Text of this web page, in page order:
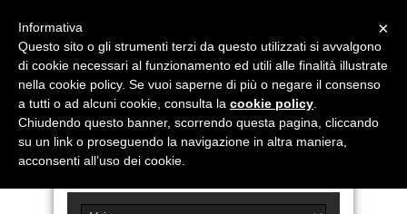
×
Informativa
Questo sito o gli strumenti terzi da questo utilizzati si avvalgono
di cookie necessari al funzionamento ed utili alle finalità illustrate
nella cookie policy. Se vuoi saperne di più o negare il consenso
a tutti o ad alcuni cookie, consulta la cookie policy
Chiudendo questo banner, scorrendo questa pagina, cliccando
su un link o proseguendo la navigazione in altra maniera,
acconsenti all’uso dei cookie.